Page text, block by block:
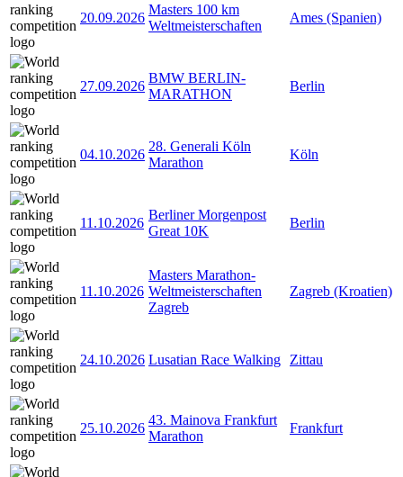
20.09.2026
Masters 100 km
Weltmeisterschaften
Ames (Spanien)
27.09.2026
BMW BERLIN-
MARATHON
Berlin
04.10.2026
28. Generali Köln
Marathon
Köln
11.10.2026
Berliner Morgenpost
Great 10K
Berlin
11.10.2026
Masters Marathon-
Weltmeisterschaften
Zagreb
Zagreb (Kroatien)
24.10.2026 Lusatian Race Walking Zittau
25.10.2026
43. Mainova Frankfurt
Marathon
Frankfurt